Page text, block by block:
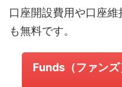
口座開設費用や口座
も無料です。
Funds（ファン